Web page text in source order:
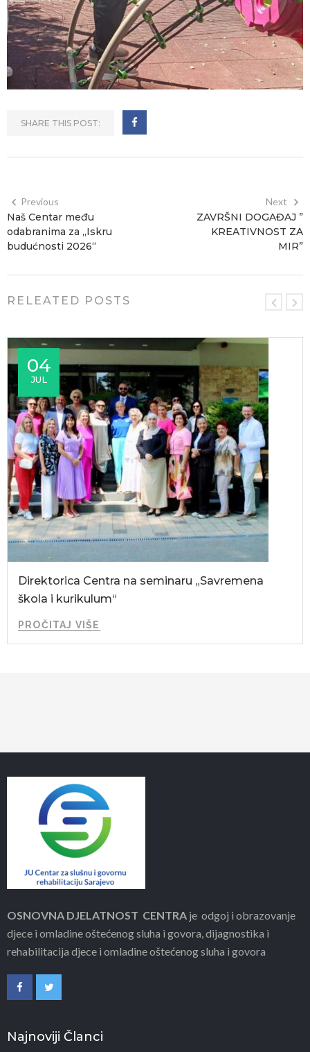
SHARE THIS POST:
Previous
Naš Centar među
odabranima za „Iskru
budućnosti 2026“
Next
ZAVRŠNI DOGAĐAJ ”
KREATIVNOST ZA
MIR”
RELEATED POSTS
04
JUL
Direktorica Centra na seminaru „Savremena
škola i kurikulum“
PROČITAJ VIŠE
OSNOVNA DJELATNOST CENTRA je odgoj i obrazovanje
djece i omladine oštećenog sluha i govora, dijagnostika i
rehabilitacija djece i omladine oštećenog sluha i govora
Najnoviji Članci